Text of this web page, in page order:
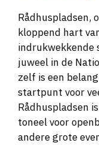
Rådhuspladsen,
kloppend hart
indrukwekkende
juweel in de
zelf is een
startpunt voor
Rådhuspladsen
toneel voor
andere grote